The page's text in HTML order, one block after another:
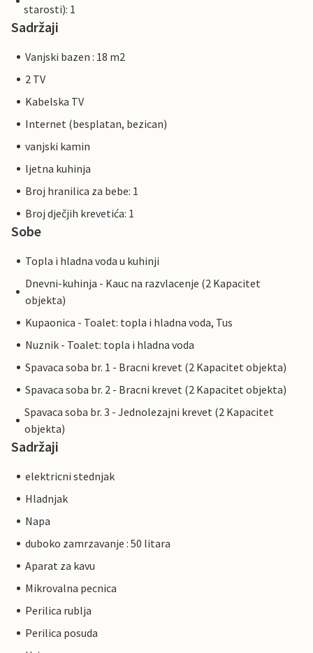
starosti): 1
Sadržaji
Vanjski bazen : 18 m2
2 TV
Kabelska TV
Internet (besplatan, bezican)
vanjski kamin
ljetna kuhinja
Broj hranilica za bebe: 1
Broj dječjih krevetića: 1
Sobe
Topla i hladna voda u kuhinji
Dnevni-kuhinja - Kauc na razvlacenje (2 Kapacitet
objekta)
Kupaonica - Toalet: topla i hladna voda, Tus
Nuznik - Toalet: topla i hladna voda
Spavaca soba br. 1 - Bracni krevet (2 Kapacitet objekta)
Spavaca soba br. 2 - Bracni krevet (2 Kapacitet objekta)
Spavaca soba br. 3 - Jednolezajni krevet (2 Kapacitet
objekta)
Sadržaji
elektricni stednjak
Hladnjak
Napa
duboko zamrzavanje : 50 litara
Aparat za kavu
Mikrovalna pecnica
Perilica rublja
Perilica posuda